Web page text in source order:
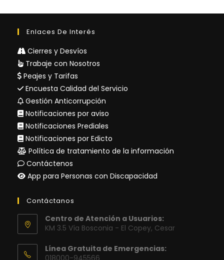
Enlaces De Interés
Cierres y Desvíos
Trabaje con Nosotros
Peajes y Tarifas
Encuesta Calidad del Servicio
Gestión Anticorrupción
Notificaciones por aviso
Notificaciones Prediales
Notificaciones por Edicto
Política de tratamiento de la información
Contáctenos
App para Personas con Discapacidad
Contáctanos
Centro de Atención a Usuarios:
KM 3.5 Vía Bosconia - El Copey, Cesar
Línea Gratuita de Emergencias:
018000-945566